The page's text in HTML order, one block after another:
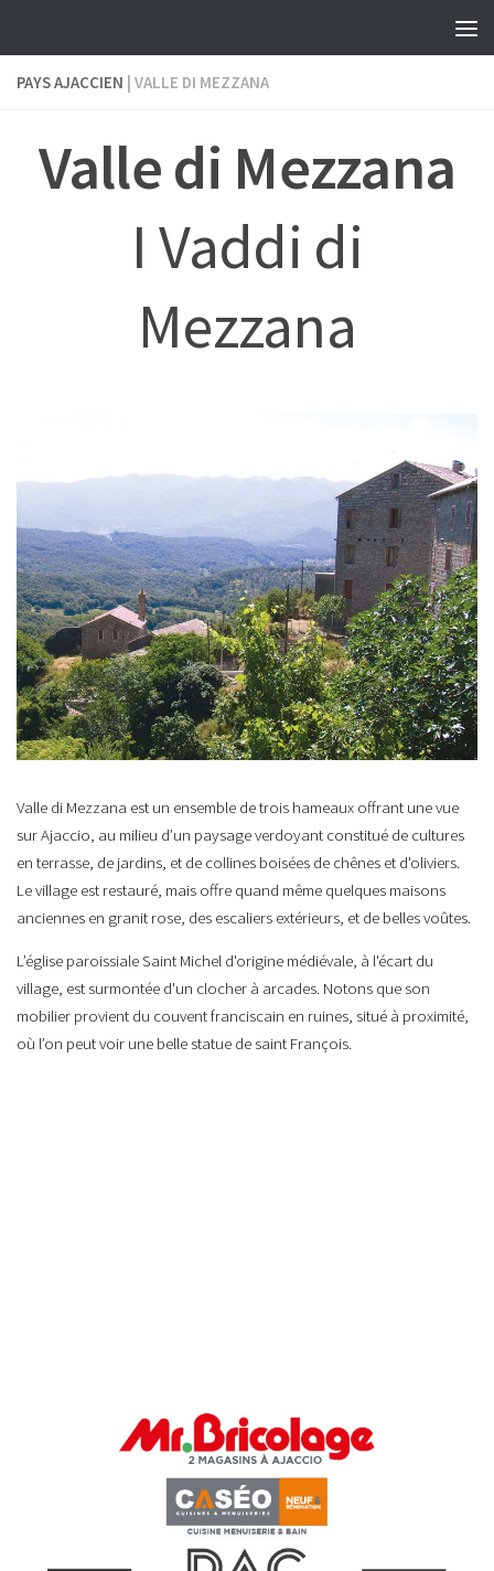
PAYS AJACCIEN | VALLE DI MEZZANA
Valle di Mezzana
I Vaddi di
Mezzana
Valle di Mezzana est un ensemble de trois hameaux offrant une vue
sur Ajaccio, au milieu d’un paysage verdoyant constitué de cultures
en terrasse, de jardins, et de collines boisées de chênes et d'oliviers.
Le village est restauré, mais offre quand même quelques maisons
anciennes en granit rose, des escaliers extérieurs, et de belles voûtes.
L’église paroissiale Saint Michel d'origine médiévale, à l'écart du
village, est surmontée d'un clocher à arcades. Notons que son
mobilier provient du couvent franciscain en ruines, situé à proximité,
où l’on peut voir une belle statue de saint François.